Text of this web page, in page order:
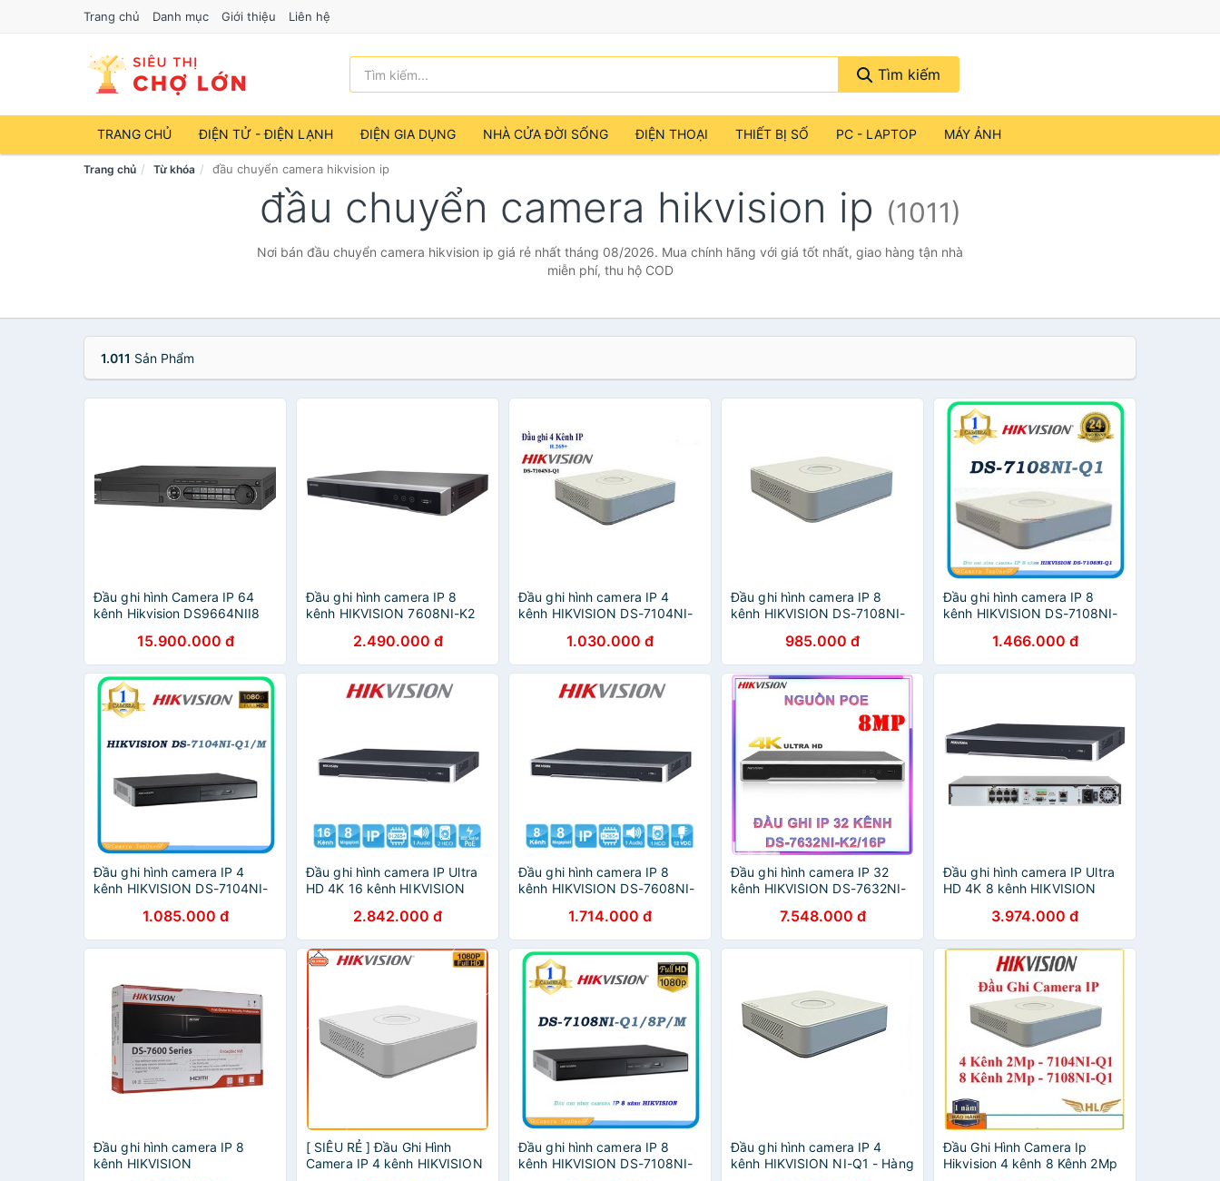
Trang chủ Danh mục Giới thiệu Liên hệ
Tìm kiếm
TRANG CHỦ ĐIỆN TỬ - ĐIỆN LẠNH ĐIỆN GIA DỤNG NHÀ CỬA ĐỜI SỐNG ĐIỆN THOẠI THIẾT BỊ SỐ PC - LAPTOP MÁY ẢNH
Trang chủ Từ khóa đầu chuyển camera hikvision ip
đầu chuyển camera hikvision ip (1011)
Nơi bán đầu chuyển camera hikvision ip giá rẻ nhất tháng 08/2026. Mua chính hãng với giá tốt nhất, giao hàng tận nhà
miễn phí, thu hộ COD
1.011 Sản Phẩm
Đầu ghi hình Camera IP 64
kênh Hikvision DS9664NII8
15.900.000 đ
Đầu ghi hình camera IP 8
kênh HIKVISION 7608NI-K2
2.490.000 đ
Đầu ghi hình camera IP 4
kênh HIKVISION DS-7104NI-
1.030.000 đ
Đầu ghi hình camera IP 8
kênh HIKVISION DS-7108NI-
985.000 đ
Đầu ghi hình camera IP 8
kênh HIKVISION DS-7108NI-
1.466.000 đ
Đầu ghi hình camera IP 4
kênh HIKVISION DS-7104NI-
1.085.000 đ
Đầu ghi hình camera IP Ultra
HD 4K 16 kênh HIKVISION
Hikvision)2.842.000 đ
Đầu ghi hình camera IP 8
kênh HIKVISION DS-7608NI-
Việt Nam)1.714.000 đ
Đầu ghi hình camera IP 32
kênh HIKVISION DS-7632NI-
Việt Nam)7.548.000 đ
Đầu ghi hình camera IP Ultra
HD 4K 8 kênh HIKVISION
3.974.000 đ
Đầu ghi hình camera IP 8
kênh HIKVISION
[ SIÊU RẺ ] Đầu Ghi Hình
Camera IP 4 kênh HIKVISION
Đầu ghi hình camera IP 8
kênh HIKVISION DS-7108NI-
Đầu ghi hình camera IP 4
kênh HIKVISION NI-Q1 - Hàng
Đầu Ghi Hình Camera Ip
Hikvision 4 kênh 8 Kênh 2Mp